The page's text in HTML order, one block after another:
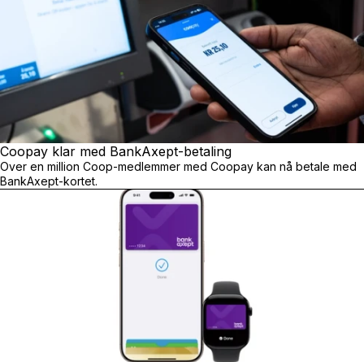
Coopay klar med BankAxept-betaling
Over en million Coop-medlemmer med Coopay kan nå betale med
BankAxept-kortet.